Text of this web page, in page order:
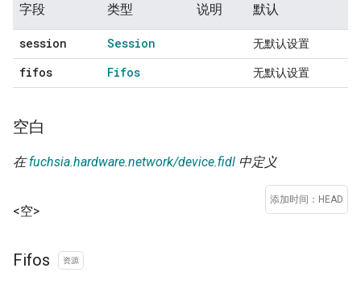
字段 类型 说明 默认
session Session 无默认设置
fifos Fifos 无默认设置
空白
在fuchsia.hardware.network/device.fidl 中定义
添加时间：HEAD
<空>
Fifos 资源